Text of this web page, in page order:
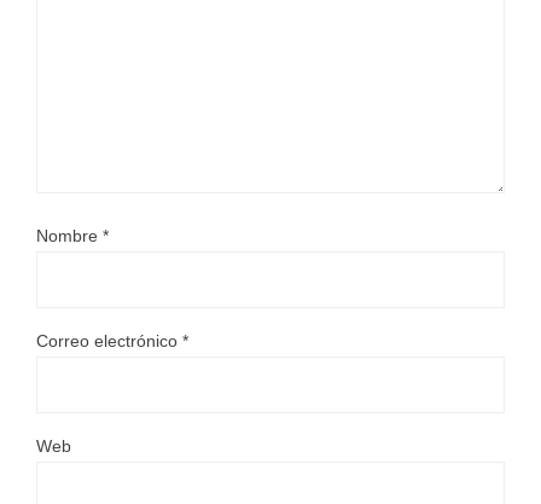
Nombre *
Correo electrónico *
Web